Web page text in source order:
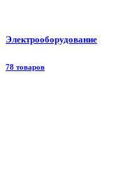
Электрооборудование
78 товаров